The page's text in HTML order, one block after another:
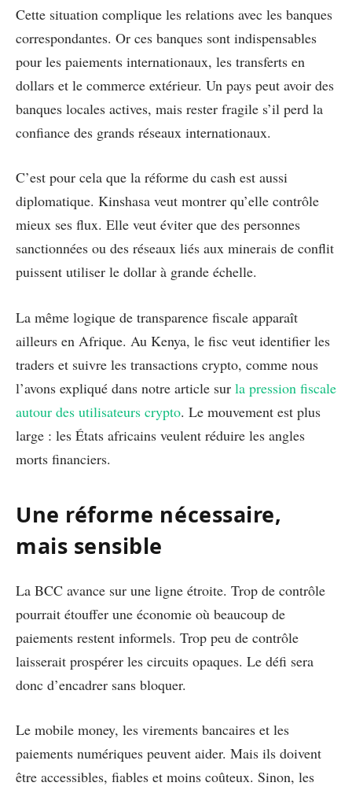
Cette situation complique les relations avec les banques
correspondantes. Or ces banques sont indispensables
pour les paiements internationaux, les transferts en
dollars et le commerce extérieur. Un pays peut avoir des
banques locales actives, mais rester fragile s’il perd la
confiance des grands réseaux internationaux.
C’est pour cela que la réforme du cash est aussi
diplomatique. Kinshasa veut montrer qu’elle contrôle
mieux ses flux. Elle veut éviter que des personnes
sanctionnées ou des réseaux liés aux minerais de conflit
puissent utiliser le dollar à grande échelle.
La même logique de transparence fiscale apparaît
ailleurs en Afrique. Au Kenya, le fisc veut identifier les
traders et suivre les transactions crypto, comme nous
l’avons expliqué dans notre article sur la pression fiscale
autour des utilisateurs crypto. Le mouvement est plus
large : les États africains veulent réduire les angles
morts financiers.
Une réforme nécessaire,
mais sensible
La BCC avance sur une ligne étroite. Trop de contrôle
pourrait étouffer une économie où beaucoup de
paiements restent informels. Trop peu de contrôle
laisserait prospérer les circuits opaques. Le défi sera
donc d’encadrer sans bloquer.
Le mobile money, les virements bancaires et les
paiements numériques peuvent aider. Mais ils doivent
être accessibles, fiables et moins coûteux. Sinon, les